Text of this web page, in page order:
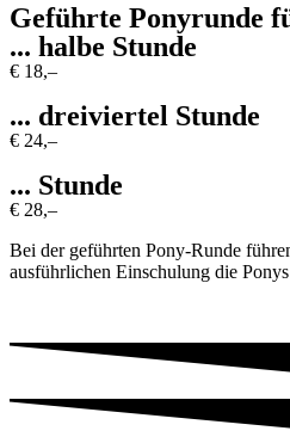
Geführte Ponyrunde
... halbe Stunde
€ 18,–
... dreiviertel Stunde
€ 24,–
... Stunde
€ 28,–
Bei der geführten Pony-Runde
ausführlichen Einschulung die